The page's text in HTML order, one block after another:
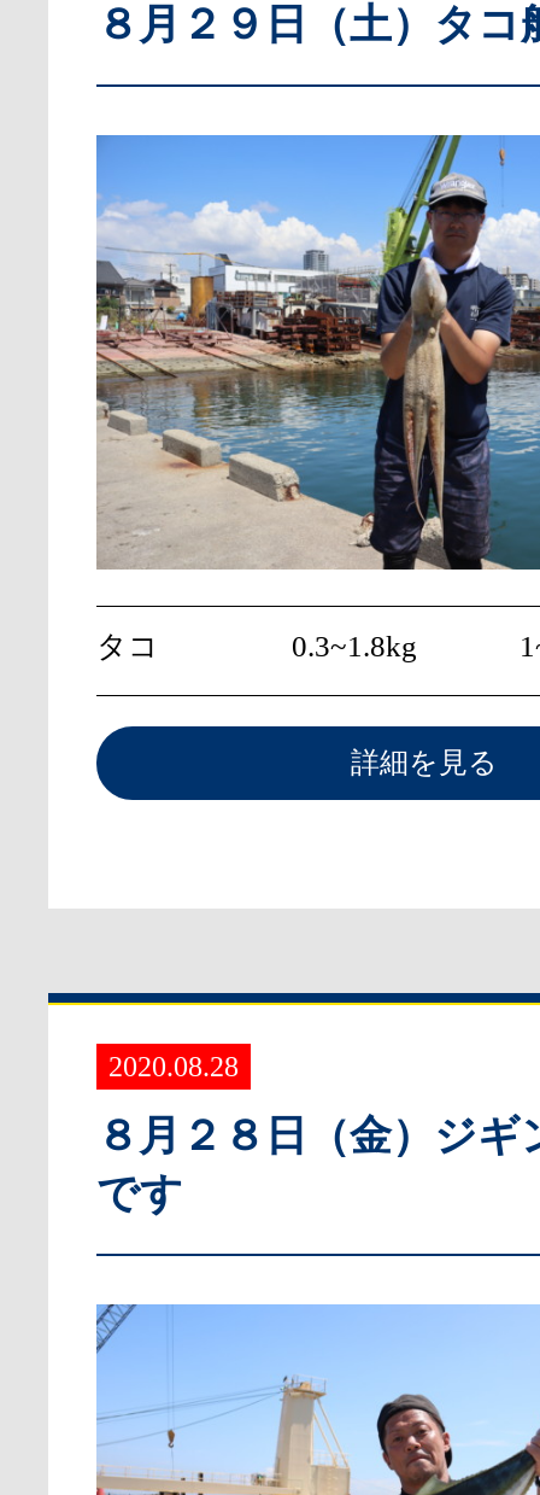
８月２９日（土）タコ
タコ 0.3~1.8kg
詳細を見る
2020.08.28
８月２８日（金）ジギ
です